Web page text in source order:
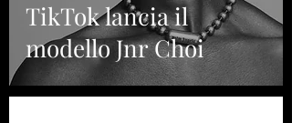
TikTok lancia il
modello Jnr Choi